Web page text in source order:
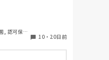
, 認可保育
10・ 20日前